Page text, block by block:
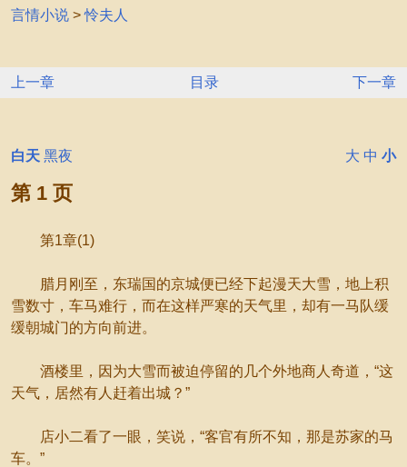
言情小说 >怜夫人
上一章 目录 下一章
白天 黑夜 大 中 小
第 1 页
第1章(1)
腊月刚至，东瑞国的京城便已经下起漫天大雪，地上积
雪数寸，车马难行，而在这样严寒的天气里，却有一马队缓
缓朝城门的方向前进。
酒楼里，因为大雪而被迫停留的几个外地商人奇道，“这
天气，居然有人赶着出城？”
店小二看了一眼，笑说，“客官有所不知，那是苏家的马
车。”